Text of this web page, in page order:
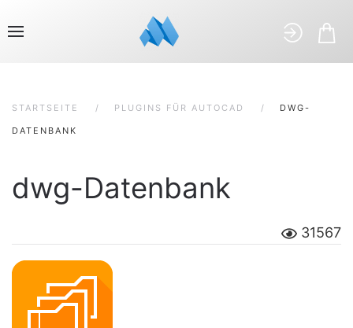
STARTSEITE PLUGINS FÜR AUTOCAD DWG-
DATENBANK
dwg-Datenbank
31567